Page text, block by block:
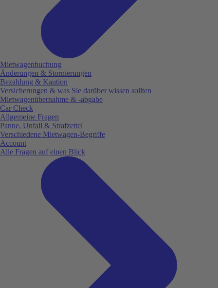
Mietwagenbuchung
Änderungen & Stornierungen
Bezahlung & Kaution
Versicherungen & was Sie darüber wissen sollten
Mietwagenübernahme & -abgabe
Car Check
Allgemeine Fragen
Panne, Unfall & Strafzettel
Verschiedene Mietwagen-Begriffe
Account
Alle Fragen auf einen Blick